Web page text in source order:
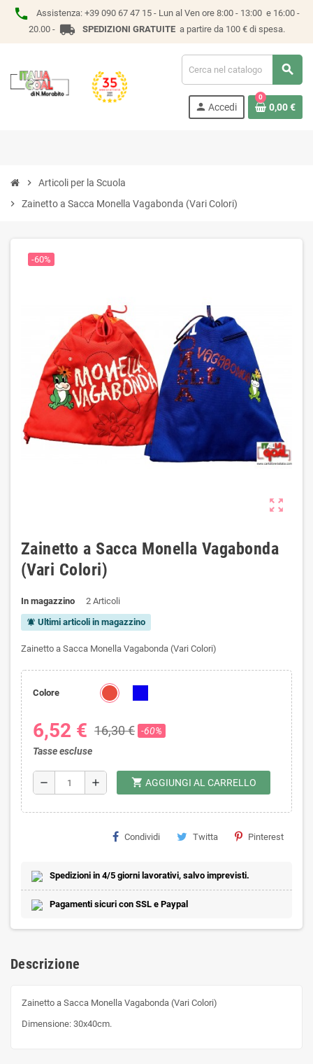
phone Assistenza: +39 090 67 47 15 - Lun al Ven ore 8:00 - 13:00 e 16:00 -
20.00 - local_shipping SPEDIZIONI GRATUITEa partire da 100 € di spesa.
search
person Accedi
0
0,00 €
chevron_right
Articoli per la Scuola
chevron_right
Zainetto a Sacca Monella Vagabonda (Vari Colori)
zoom_out_map
-60%
Zainetto a Sacca Monella Vagabonda
(Vari Colori)
In magazzino 2 Articoli
notifications_active Ultimi articoli in magazzino
Zainetto a Sacca Monella Vagabonda (Vari Colori)
Colore
6,52 € 16,30 € -60%
Tasse escluse
remove add shopping_cart AGGIUNGI AL CARRELLO
Condividi Twitta Pinterest
Spedizioni in 4/5 giorni lavorativi, salvo imprevisti.
Pagamenti sicuri con SSL e Paypal
Descrizione
Zainetto a Sacca Monella Vagabonda (Vari Colori)
Dimensione: 30x40cm.